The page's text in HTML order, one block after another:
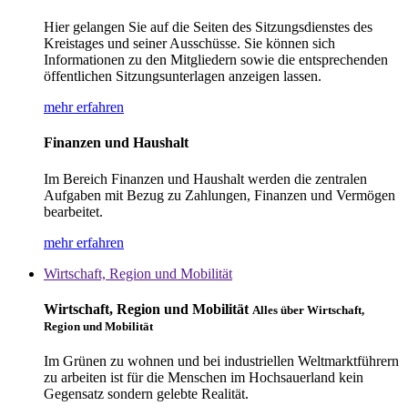
Hier gelangen Sie auf die Seiten des Sitzungsdienstes des
Kreistages und seiner Ausschüsse. Sie können sich
Informationen zu den Mitgliedern sowie die entsprechenden
öffentlichen Sitzungsunterlagen anzeigen lassen.
mehr erfahren
Finanzen und Haushalt
Im Bereich Finanzen und Haushalt werden die zentralen
Aufgaben mit Bezug zu Zahlungen, Finanzen und Vermögen
bearbeitet.
mehr erfahren
Wirtschaft, Region und Mobilität
Wirtschaft, Region und Mobilität Alles über Wirtschaft,
Region und Mobilität
Im Grünen zu wohnen und bei industriellen Weltmarktführern
zu arbeiten ist für die Menschen im Hochsauerland kein
Gegensatz sondern gelebte Realität.